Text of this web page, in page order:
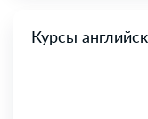
Курсы